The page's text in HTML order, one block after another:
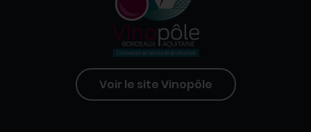
Voir le site Vinopôle